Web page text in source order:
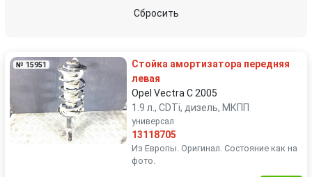
Volvo
Сбросить
№ 15951
Стойка амортизатора передняя
левая
Opel Vectra C 2005
1.9 л., CDTi, дизель, МКПП
универсал
13118705
Из Европы. Оригинал. Состояние как на
фото.